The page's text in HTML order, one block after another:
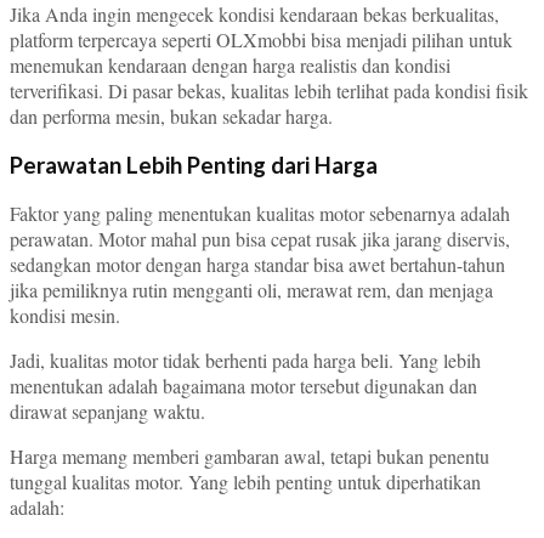
Jika Anda ingin mengecek kondisi kendaraan bekas berkualitas,
platform terpercaya seperti OLXmobbi bisa menjadi pilihan untuk
menemukan kendaraan dengan harga realistis dan kondisi
terverifikasi. Di pasar bekas, kualitas lebih terlihat pada kondisi fisik
dan performa mesin, bukan sekadar harga.
Perawatan Lebih Penting dari Harga
Faktor yang paling menentukan kualitas motor sebenarnya adalah
perawatan. Motor mahal pun bisa cepat rusak jika jarang diservis,
sedangkan motor dengan harga standar bisa awet bertahun-tahun
jika pemiliknya rutin mengganti oli, merawat rem, dan menjaga
kondisi mesin.
Jadi, kualitas motor tidak berhenti pada harga beli. Yang lebih
menentukan adalah bagaimana motor tersebut digunakan dan
dirawat sepanjang waktu.
Harga memang memberi gambaran awal, tetapi bukan penentu
tunggal kualitas motor. Yang lebih penting untuk diperhatikan
adalah: